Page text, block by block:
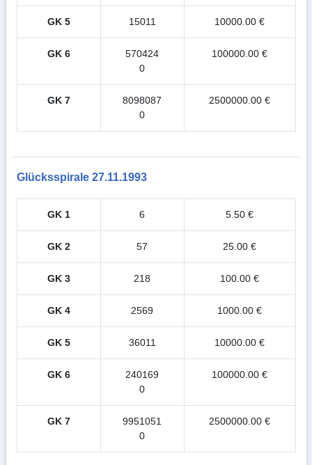
GK 5 15011 10000.00 €
GK 6
570424
0
100000.00 €
GK 7
8098087
0
2500000.00 €
Glücksspirale 27.11.1993
GK 1 6 5.50 €
GK 2 57 25.00 €
GK 3 218 100.00 €
GK 4 2569 1000.00 €
GK 5 36011 10000.00 €
GK 6
240169
0
100000.00 €
GK 7
9951051
0
2500000.00 €